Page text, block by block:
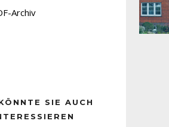
Archiv
SIE AUCH